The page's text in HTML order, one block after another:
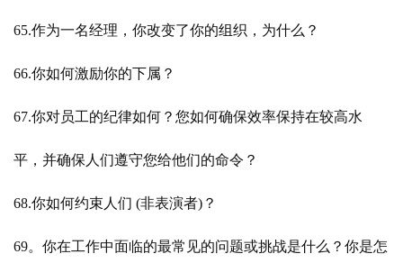
65.作为一名经理，你改变了你的组织，为什么？
66.你如何激励你的下属？
67.你对员工的纪律如何？您如何确保效率保持在较高水
平，并确保人们遵守您给他们的命令？
68.你如何约束人们 (非表演者)？
69。你在工作中面临的最常见的问题或挑战是什么？你是怎